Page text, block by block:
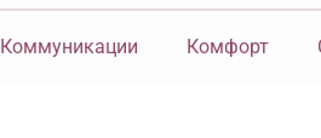
Коммуникации Комфорт